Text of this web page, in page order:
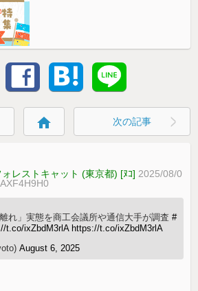
home 次の記事
レストキャット (東京都) [ﾇｺ] 2025/08/0
れ」実態を商工会議所や通信大手が調査#
t.co/ixZbdM3rlA https://t.co/ixZbdM3rlA
August 6, 2025